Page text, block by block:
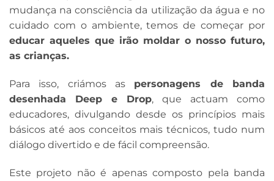
mudança na consciência da utilização da água e no
cuidado com o ambiente, temos de começar por
educar aqueles que irão moldar o nosso futuro,
as crianças.
Para isso, criámos as personagens de banda
desenhada Deep e Drop, que actuam como
educadores, divulgando desde os princípios mais
básicos até aos conceitos mais técnicos, tudo num
diálogo divertido e de fácil compreensão.
Este projeto não é apenas composto pela banda